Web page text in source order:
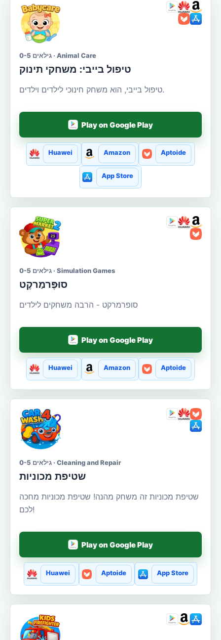
גילאים 0-5 · Animal Care
טיפול בייבי: משחקי תינוק
טיפול בייבי, הוא משחק חינוכי לילדים וילדים.
Play on Google Play
Huawei Amazon Aptoide
App Store
גילאים 0-5 · Simulation Games
סוּפֶּרמַרקֶט
סופרמרקט - הרבה משחקים לילדים
Play on Google Play
Huawei Amazon Aptoide
גילאים 0-5 · Cleaning and Repair
שטיפת מכוניות
שטיפת מכוניות זה משחק מהנה! שטיפת מכוניות מחכה
לכם!
Play on Google Play
Huawei Aptoide App Store